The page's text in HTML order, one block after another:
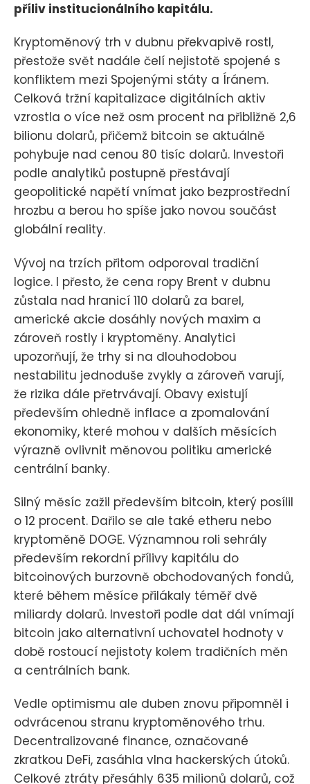
příliv institucionálního kapitálu.
Kryptoměnový trh v dubnu překvapivě rostl,
přestože svět nadále čelí nejistotě spojené s
konfliktem mezi Spojenými státy a Íránem.
Celková tržní kapitalizace digitálních aktiv
vzrostla o více než osm procent na přibližně 2,6
bilionu dolarů, přičemž bitcoin se aktuálně
pohybuje nad cenou 80 tisíc dolarů. Investoři
podle analytiků postupně přestávají
geopolitické napětí vnímat jako bezprostřední
hrozbu a berou ho spíše jako novou součást
globální reality.
Vývoj na trzích přitom odporoval tradiční
logice. I přesto, že cena ropy Brent v dubnu
zůstala nad hranicí 110 dolarů za barel,
americké akcie dosáhly nových maxim a
zároveň rostly i kryptoměny. Analytici
upozorňují, že trhy si na dlouhodobou
nestabilitu jednoduše zvykly a zároveň varují,
že rizika dále přetrvávají. Obavy existují
především ohledně inflace a zpomalování
ekonomiky, které mohou v dalších měsících
výrazně ovlivnit měnovou politiku americké
centrální banky.
Silný měsíc zažil především bitcoin, který posílil
o 12 procent. Dařilo se ale také etheru nebo
kryptoměně DOGE. Významnou roli sehrály
především rekordní přílivy kapitálu do
bitcoinových burzovně obchodovaných fondů,
které během měsíce přilákaly téměř dvě
miliardy dolarů. Investoři podle dat dál vnímají
bitcoin jako alternativní uchovatel hodnoty v
době rostoucí nejistoty kolem tradičních měn
a centrálních bank.
Vedle optimismu ale duben znovu připomněl i
odvrácenou stranu kryptoměnového trhu.
Decentralizované finance, označované
zkratkou DeFi, zasáhla vlna hackerských útoků.
Celkové ztráty přesáhly 635 milionů dolarů, což